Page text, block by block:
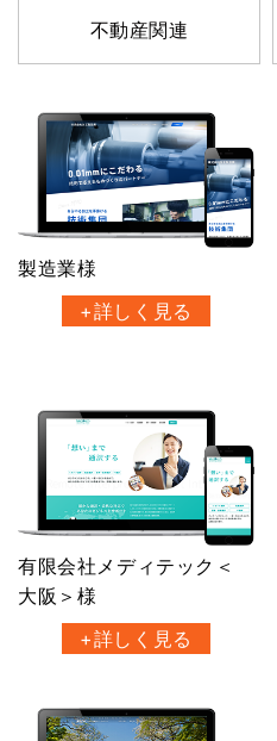
不動産関連
製造業様
+詳しく見る
有限会社メディテック＜
大阪＞様
+詳しく見る